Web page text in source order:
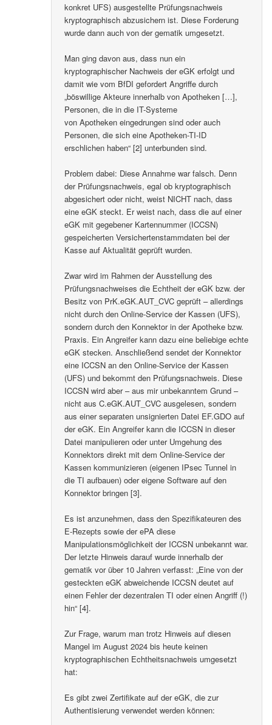
konkret UFS) ausgestellte Prüfungsnachweis
kryptographisch abzusichern ist. Diese Forderung
wurde dann auch von der gematik umgesetzt.
Man ging davon aus, dass nun ein
kryptographischer Nachweis der eGK erfolgt und
damit wie vom BfDI gefordert Angriffe durch
„böswillige Akteure innerhalb von Apotheken […],
Personen, die in die IT-Systeme
von Apotheken eingedrungen sind oder auch
Personen, die sich eine Apotheken-TI-ID
erschlichen haben“ [2] unterbunden sind.
Problem dabei: Diese Annahme war falsch. Denn
der Prüfungsnachweis, egal ob kryptographisch
abgesichert oder nicht, weist NICHT nach, dass
eine eGK steckt. Er weist nach, dass die auf einer
eGK mit gegebener Kartennummer (ICCSN)
gespeicherten Versichertenstammdaten bei der
Kasse auf Aktualität geprüft wurden.
Zwar wird im Rahmen der Ausstellung des
Prüfungsnachweises die Echtheit der eGK bzw. der
Besitz von PrK.eGK.AUT_CVC geprüft – allerdings
nicht durch den Online-Service der Kassen (UFS),
sondern durch den Konnektor in der Apotheke bzw.
Praxis. Ein Angreifer kann dazu eine beliebige echte
eGK stecken. Anschließend sendet der Konnektor
eine ICCSN an den Online-Service der Kassen
(UFS) und bekommt den Prüfungsnachweis. Diese
ICCSN wird aber – aus mir unbekanntem Grund –
nicht aus C.eGK.AUT_CVC ausgelesen, sondern
aus einer separaten unsignierten Datei EF.GDO auf
der eGK. Ein Angreifer kann die ICCSN in dieser
Datei manipulieren oder unter Umgehung des
Konnektors direkt mit dem Online-Service der
Kassen kommunizieren (eigenen IPsec Tunnel in
die TI aufbauen) oder eigene Software auf den
Konnektor bringen [3].
Es ist anzunehmen, dass den Spezifikateuren des
E-Rezepts sowie der ePA diese
Manipulationsmöglichkeit der ICCSN unbekannt war.
Der letzte Hinweis darauf wurde innerhalb der
gematik vor über 10 Jahren verfasst: „Eine von der
gesteckten eGK abweichende ICCSN deutet auf
einen Fehler der dezentralen TI oder einen Angriff (!)
hin“ [4].
Zur Frage, warum man trotz Hinweis auf diesen
Mangel im August 2024 bis heute keinen
kryptographischen Echtheitsnachweis umgesetzt
hat:
Es gibt zwei Zertifikate auf der eGK, die zur
Authentisierung verwendet werden können: